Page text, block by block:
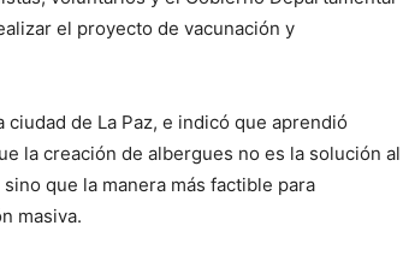
el proyecto de vacunación y
de La Paz, e indicó que aprendió
la creación de albergues no es la solución al
que la manera más factible para
masiva.